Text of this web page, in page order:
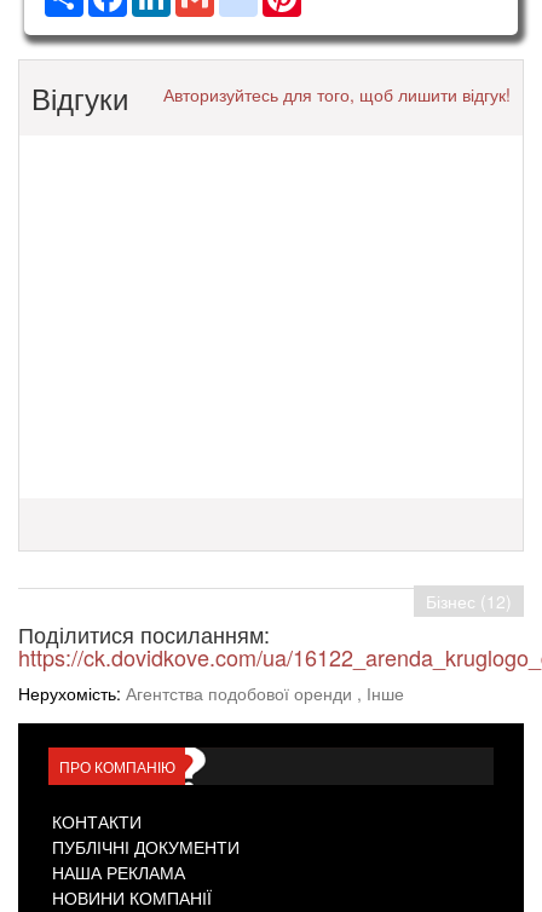
Відгуки Авторизуйтесь для того, щоб лишити відгук!
Бізнес (12)
Поділитися посиланням:
https://ck.dovidkove.com/ua/
Нерухомість: Агентства подобової оренди , Інше
ПРО КОМПАНІЮ
КОНТАКТИ
ПУБЛІЧНІ ДОКУМЕНТИ
НАША РЕКЛАМА
НОВИНИ КОМПАНІЇ